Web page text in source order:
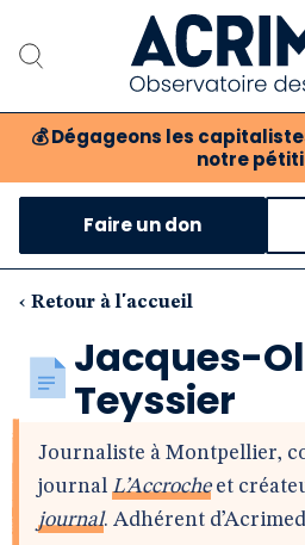
💰 Dégageons les
notre
Notre
Notre critique
Nos
Notre
Boutique
Faire un don
‹ Retour à l'accueil
Jacques-
Teyssier
Journaliste à Montpellier,
journal L’Accrocheet
journal. Adhérent